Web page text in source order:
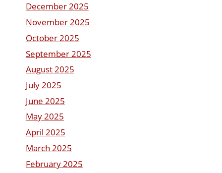
December 2025
November 2025
October 2025
September 2025
August 2025
July 2025
June 2025
May 2025
April 2025
March 2025
February 2025